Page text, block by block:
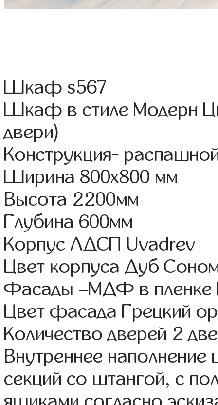
Шкаф s567
Шкаф в стиле Модерн
двери)
Конструкция-
Ширина 800x800 мм
Высота 2200мм
Глубина 600мм
Корпус ЛДСП Uvadrev
Цвет корпуса Дуб
Фасады –МДФ в пленке
Цвет фасада Грецкий
Количество дверей 2
Внутреннее
секций со штангой, с